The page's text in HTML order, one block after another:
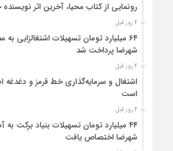
رونمایی از کتاب محیا، آخرین اثر
4 روز قبل
۶۴ میلیارد تومان تسهیلات اشتغالزایی
شهرضا پرداخت شد
4 روز قبل
اشتغال و سرمایه‌گذاری خط قرمز و
است
4 روز قبل
۴۴ میلیارد تومان تسهیلات بنیاد
شهرضا اختصاص یافت